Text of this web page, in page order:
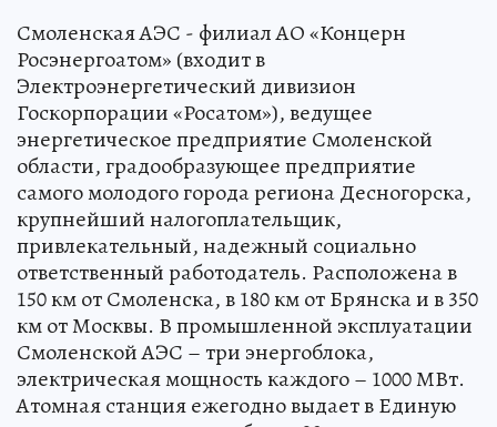
Смоленская АЭС - филиал АО «Концерн
Росэнергоатом» (входит в
Электроэнергетический дивизион
Госкорпорации «Росатом»), ведущее
энергетическое предприятие Смоленской
области, градообразующее предприятие
самого молодого города региона Десногорска,
крупнейший налогоплательщик,
привлекательный, надежный социально
ответственный работодатель. Расположена в
150 км от Смоленска, в 180 км от Брянска и в 350
км от Москвы. В промышленной эксплуатации
Смоленской АЭС – три энергоблока,
электрическая мощность каждого – 1000 МВт.
Атомная станция ежегодно выдает в Единую